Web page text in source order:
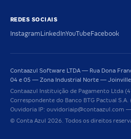
REDES SOCIAIS
InstagramLinkedInYouTubeFacebook
Contaazul Software LTDA — Rua Dona
04 e 05 — Zona Industrial Norte —
Contaazul Instituição de Pagamento Ltda
Correspondente do Banco BTG Pactual
Ouvidoria IP: ouvidoriaip@contaazul.com
© Conta Azul 2026. Todos os direitos